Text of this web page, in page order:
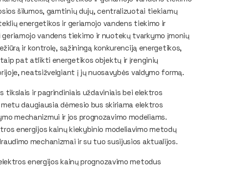
šilumos, gamtinių dujų, centralizuotai tiekiamų
energetikos ir geriamojo vandens tiekimo ir
vandens tiekimo ir nuotekų tvarkymo įmonių
ir kontrolę, sąžiningą konkurenciją energetikos,
pat atlikti energetikos objektų ir įrenginių
neatsižvelgiant į jų nuosavybės valdymo formą.
tikslais ir pagrindiniais uždaviniais bei elektros
daugiausia dėmesio bus skiriama elektros
mechanizmui ir jos prognozavimo modeliams.
energijos kainų kiekybinio modeliavimo metodų
mechanizmai ir su tuo susijusios aktualijos.
energijos kainų prognozavimo metodus